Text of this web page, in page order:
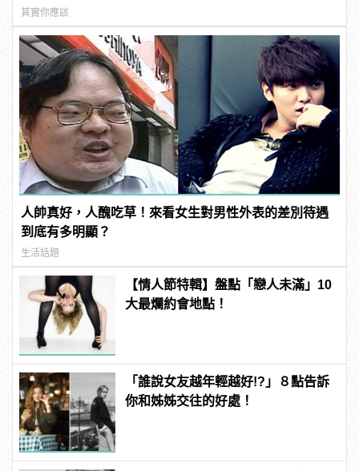
其實你應該
人帥真好，人醜吃草！來看女生對男性外表的差別待遇
到底有多明顯？
生活話題
【情人節特輯】盤點「戀人未滿」10
大最爛約會地點！
「誰說女友越年輕越好!?」８點告訴
你和姊姊交往的好處！